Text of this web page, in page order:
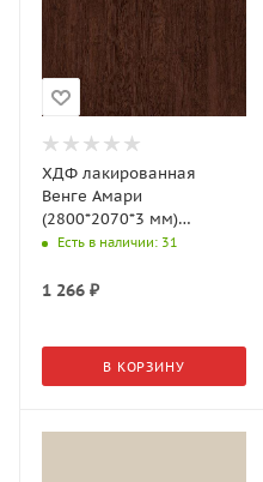
ХДФ лакированная
Венге Амари
(2800*2070*3 мм)
Kronospan (Егорьевск)
Есть в наличии: 31
1 266 ₽
В КОРЗИНУ